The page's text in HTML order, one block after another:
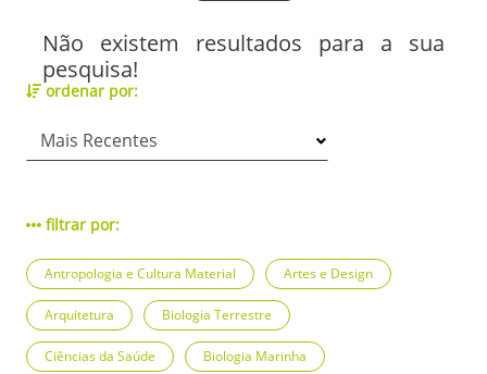
Não existem resultados para a sua
pesquisa!
ordenar por:
filtrar por:
Antropologia e Cultura Material Artes e Design
Arquitetura Biologia Terrestre
Ciências da Saúde Biologia Marinha